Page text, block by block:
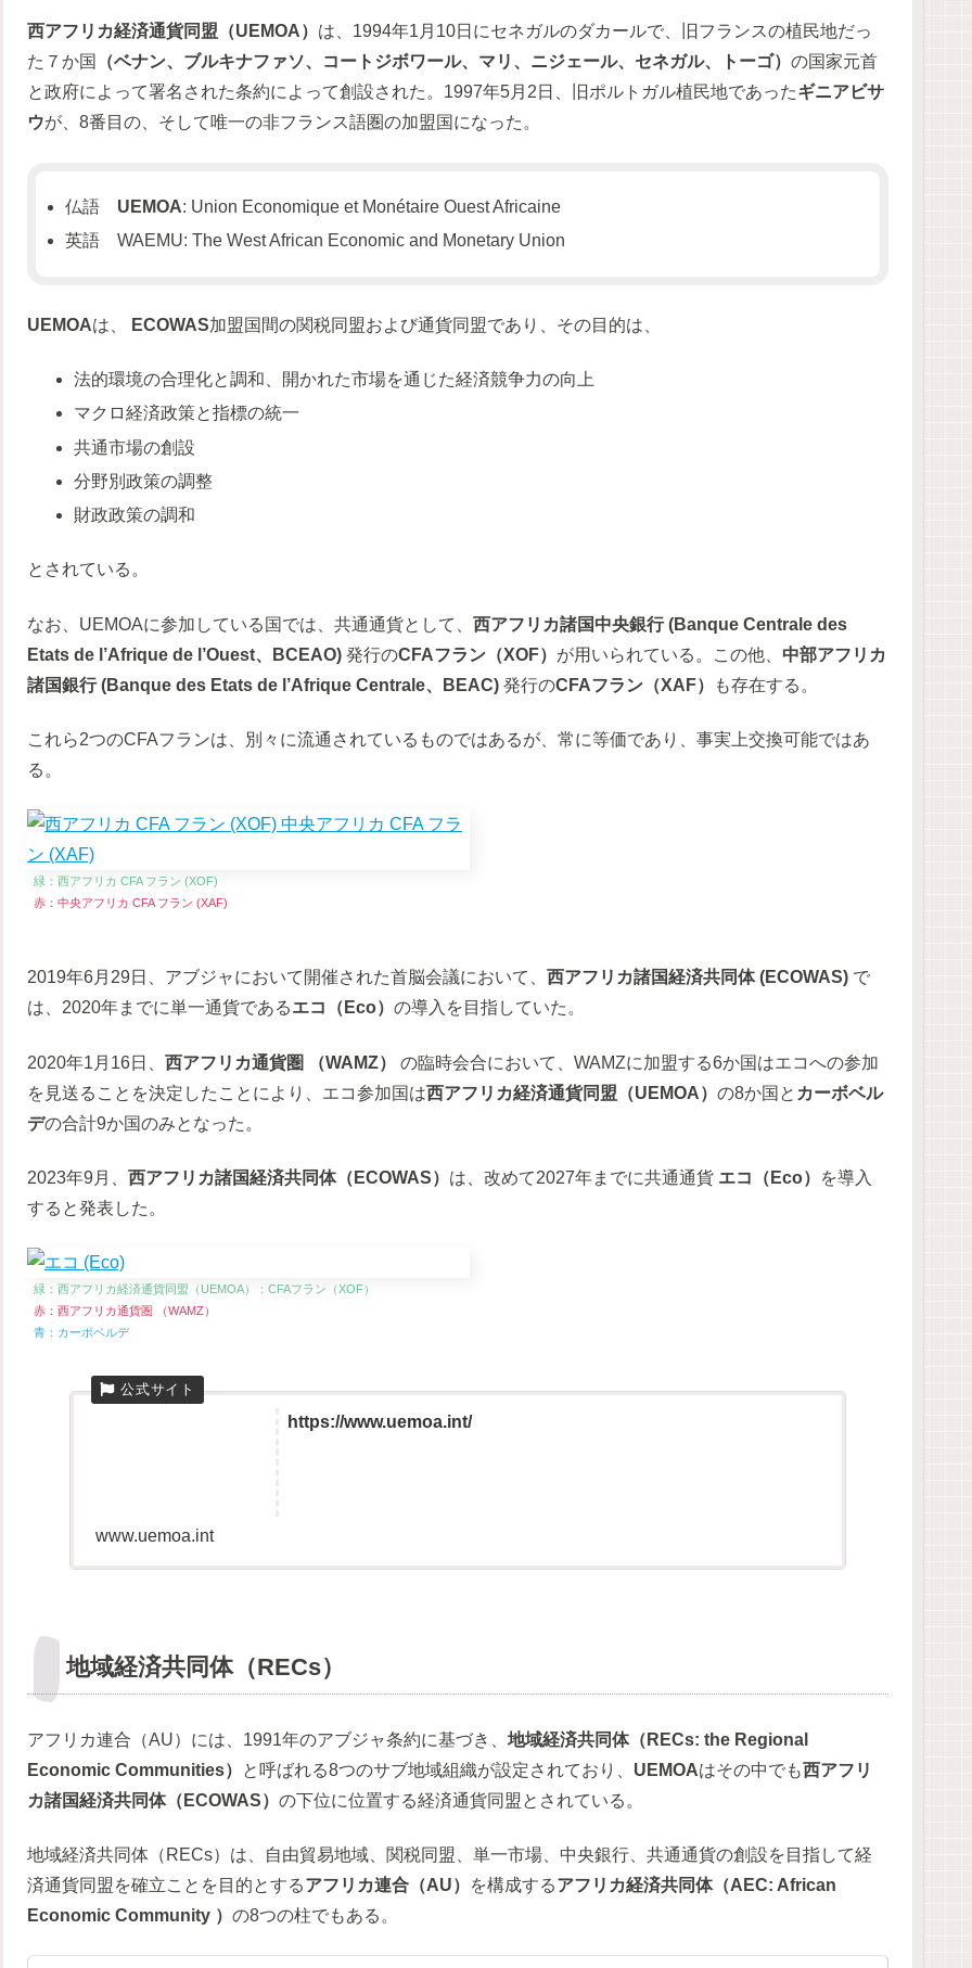
西アフリカ経済通貨同盟（UEMOA） は、1994年1月10日にセネガルのダカールで、旧フランスの植民地だっ
た７か国
（ベナン、ブルキナファソ、コートジボワール、マリ、ニジェール、セネガル、トーゴ） の国家元首
と政府によって署名された条約によって創設された。1997年5月2日、旧ポルトガル植民地であったギニアビサ
ウが、8番目の、そして唯一の非フランス語圏の加盟国になった。
仏語 UEMOA: Union Economique et Monétaire Ouest Africaine
英語 WAEMU: The West African Economic and Monetary Union
UEMOAは、 ECOWAS加盟国間の関税同盟および通貨同盟であり、その目的は、
法的環境の合理化と調和、開かれた市場を通じた経済競争力の向上
マクロ経済政策と指標の統一
共通市場の創設
分野別政策の調整
財政政策の調和
とされている。
なお、UEMOAに参加している国では、共通通貨として、 西アフリカ諸国中央銀行 (Banque Centrale des
Etats de l’Afrique de l’Ouest、BCEAO) 発行のCFAフラン（XOF） が用いられている。この他、 中部アフリカ
諸国銀行 (Banque des Etats de l’Afrique Centrale、BEAC) 発行のCFAフラン（XAF） も存在する。
これら2つのCFAフランは、別々に流通されているものではあるが、常に等価であり、事実上交換可能ではあ
る。
緑：西アフリカ CFA フラン (XOF)
赤：中央アフリカ CFA フラン (XAF)
2019年6月29日、アブジャにおいて開催された首脳会議において、 西アフリカ諸国経済共同体 (ECOWAS) で
は、2020年までに単一通貨であるエコ（Eco） の導入を目指していた。
2020年1月16日、 西アフリカ通貨圏 （WAMZ）
の臨時会合において、WAMZに加盟する6か国はエコへの参加
を見送ることを決定したことにより、エコ参加国は西アフリカ経済通貨同盟（UEMOA） の8か国と カーボベル
デの合計9か国のみとなった。
2023年9月、 西アフリカ諸国経済共同体（ECOWAS） は、改めて2027年までに共通通貨 エコ（Eco）
を導入
すると発表した。
緑：西アフリカ経済通貨同盟（UEMOA）：CFAフラン（XOF）
赤：西アフリカ通貨圏 （WAMZ）
青：カーボベルデ
https://www.uemoa.int/
www.uemoa.int
地域経済共同体（RECs）
アフリカ連合（AU）には、1991年のアブジャ条約に基づき、 地域経済共同体（RECs: the Regional
Economic Communities）
と呼ばれる8つのサブ地域組織が設定されており、 UEMOAはその中でも西アフリ
カ諸国経済共同体（ECOWAS） の下位に位置する経済通貨同盟とされている。
地域経済共同体（RECs）は、自由貿易地域、関税同盟、単一市場、中央銀行、共通通貨の創設を目指して経
済通貨同盟を確立ことを目的とするアフリカ連合（AU） を構成するアフリカ経済共同体（AEC: African
Economic Community ） の8つの柱でもある。